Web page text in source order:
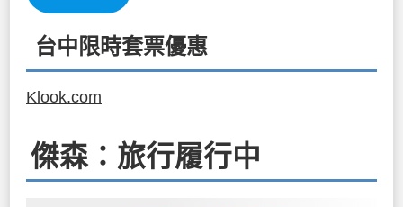
台中限時套票優惠
Klook.com
傑森：旅行履行中